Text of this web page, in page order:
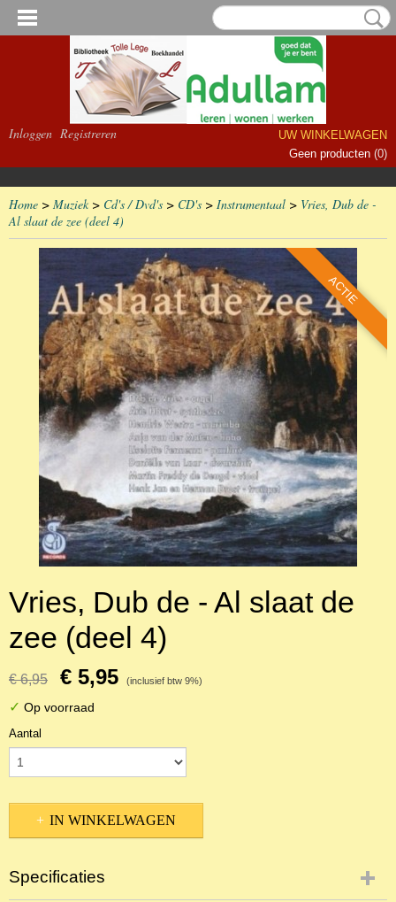
Inloggen Registreren
UW WINKELWAGEN
Geen producten (0)
Home > Muziek> Cd's / Dvd's > CD's > Instrumentaal > Vries, Dub de -
Al slaat de zee (deel 4)
ACTIE
Vries, Dub de - Al slaat de
zee (deel 4)
€ 6,95 € 5,95 (inclusief btw 9%)
✓ Op voorraad
Aantal
IN WINKELWAGEN
Specificaties